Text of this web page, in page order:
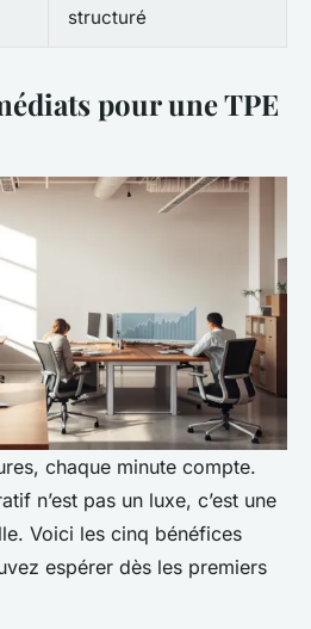
structuré
pour une TPE
chaque minute compte.
n’est pas un luxe, c’est une
Voici les cinq bénéfices
espérer dès les premiers